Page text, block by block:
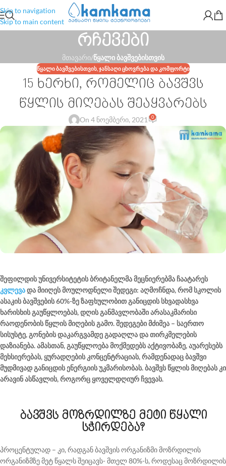
Skip to navigation
Skip to main content
რჩევები
მთავარი/წყალი ბავშვებისთვის
ᲬᲧᲐᲚᲘ ᲑᲐᲕᲨᲕᲔᲑᲘᲡᲗᲕᲘᲡ, ᲯᲐᲜᲡᲐᲦᲘ ᲪᲮᲝᲕᲠᲔᲑᲐ ᲓᲐ ᲙᲝᲛᲤᲝᲠᲢᲘ
15 ხერხი, რომელიც ბავშვს
წყლის მიღებას შეაყვარებს
On 4 ნოემბერი, 2021 0
შეფილდის უნივერსიტეტის ბრიტანელმა მეცნიერებმა ჩაატარეს
კვლევადა მიიღეს მოულოდნელი შედეგი: აღმოჩნდა, რომ სკოლის
ასაკის ბავშვების 60%-ზე ზაფხულობით განიცდის სხვადასხვა
ხარისხის გაუწყლოებას, დღის განმავლობაში არასაკმარისი
რაოდენობის წყლის მიღების გამო. შედეგები მძიმეა – საერთო
სისუსტე, გონების დაკარგვამდე გადაღლა და თირკმელების
დაზიანება. ამასთან, გაუწყლოება მოქმედებს აქტივობაზე, აუარესებს
მეხსიერებას, ყურადღების კონცენტრაციას, რამდენადაც ბავშვი
მუდმივად განიცდის ენერგიის უკმარისობას. ბავშვს წყლის მიღებას კი
არავინ ასწავლის, როგორც ყოველდღიურ ჩვევას.
ბავშვს მოზრდილზე მეტი წყალი
სჭირდება?
პროცენტულად – კი, რადგან ბავშვის ორგანიზმი მოზრდილის
ორგანიზმზე მეტ წყალს შეიცავს- მთელ 80%-ს, როდესაც მოზრდილის